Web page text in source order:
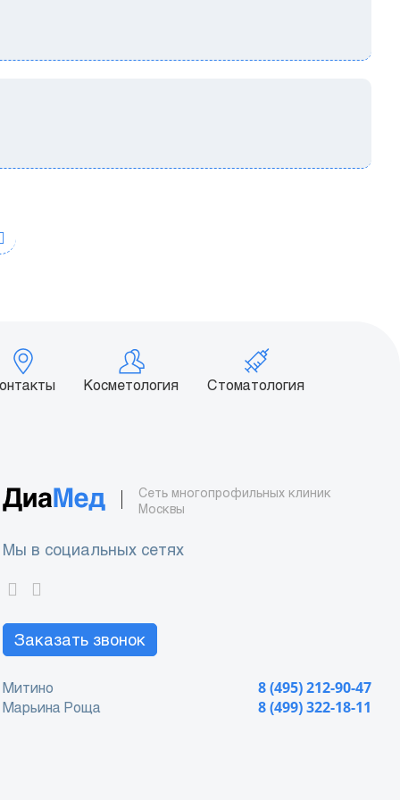
Косметология Стоматология
Сеть многопрофильных клиник
Москвы
Мы в социальных сетях
Заказать звонок
8 (495) 212-90-47
Митино
8 (499) 322-18-11
Марьина Роща